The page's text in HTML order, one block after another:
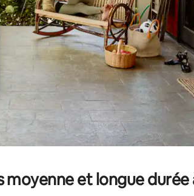
moyenne et longue